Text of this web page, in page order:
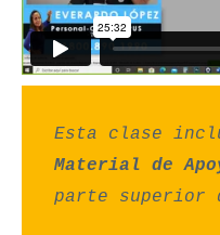
Esta clase
Material de
parte superior